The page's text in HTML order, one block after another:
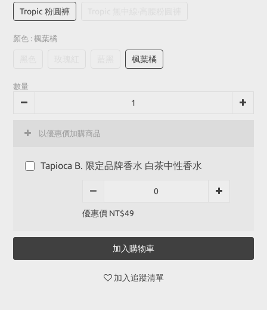
Tropic 粉圓褲
顏色 : 楓葉橘
楓葉橘
數量
以優惠價加購商品
Tapioca B. 限定品牌香水 白茶中性香水
優惠價 NT$49
加入購物車
加入追蹤清單